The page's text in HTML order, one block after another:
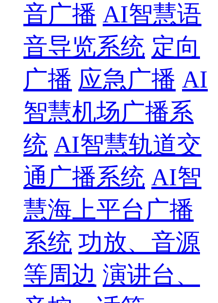
音广播 AI智慧语
音导览系统 定向
广播 应急广播 AI
智慧机场广播系
统 AI智慧轨道交
通广播系统 AI智
慧海上平台广播
系统 功放、音源
等周边 演讲台、